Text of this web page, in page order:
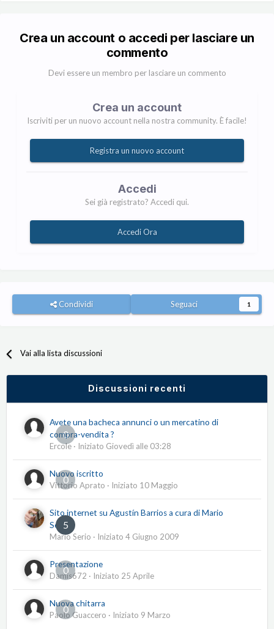
Crea un account o accedi per lasciare un
commento
Devi essere un membro per lasciare un commento
Crea un account
Iscriviti per un nuovo account nella nostra community. È facile!
Registra un nuovo account
Accedi
Sei già registrato? Accedi qui.
Accedi Ora
Condividi Seguaci 1
Vai alla lista discussioni
Discussioni recenti
0
Avete una bacheca annunci o un mercatino di
compra-vendita ?
Ercole · Iniziato Giovedì alle 03:28
0
Nuovo iscritto
Vittorio Aprato · Iniziato 10 Maggio
5
Sito internet su Agustín Barrios a cura di Mario
Serio
Mario Serio · Iniziato 4 Giugno 2009
0
Presentazione
Damis672 · Iniziato 25 Aprile
0
Nuova chitarra
Paolo Guaccero · Iniziato 9 Marzo